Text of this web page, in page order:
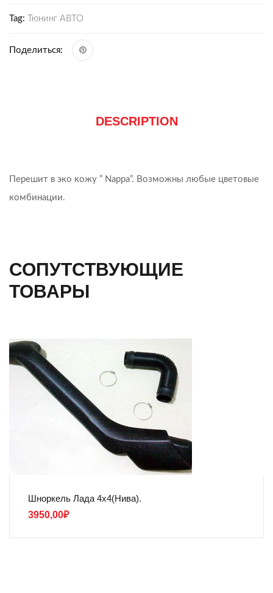
Tag: Тюнинг АВТО
Поделиться:
DESCRIPTION
Перешит в эко кожу ” Nappa”. Возможны любые цветовые
комбинации.
СОПУТСТВУЮЩИЕ
ТОВАРЫ
Шноркель Лада 4х4(Нива).
3950,00₽